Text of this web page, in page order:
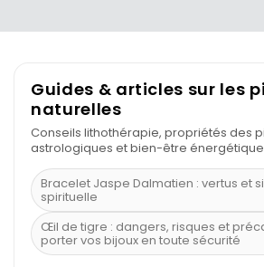
Guides & articles sur les
naturelles
Conseils lithothérapie, propriétés des
astrologiques et bien-être
Bracelet Jaspe Dalmatien : vertus et
spirituelle
Œil de tigre : dangers, risques et
porter vos bijoux en toute sécurité